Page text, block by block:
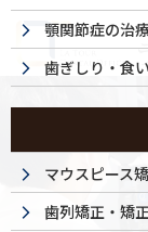
コ
テ
移
ナ
ゲ
ン
移
顎関節症の治
歯ぎしり・食
マウスピース
歯列矯正・矯